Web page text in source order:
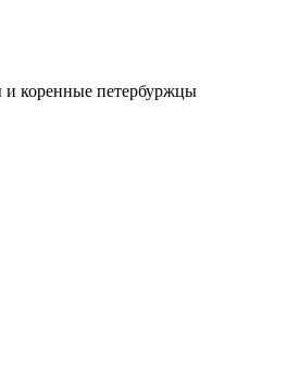
и коренные петербуржцы